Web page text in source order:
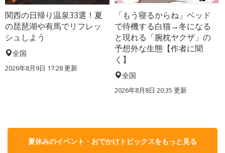
関西の日帰り温泉33選！夏
の琵琶湖や有馬でリフレッ
シュしよう
全国
2026年8月9日 17:28更新
「もう寝るからね」ベッド
で待機する白猫→冬になる
と現れる「腕枕ヤクザ」の
予想外な生態【作者に聞
く】
全国
2026年8月8日 20:35 更新
夏休みのイベント・おでかけトピックスをもっと見る